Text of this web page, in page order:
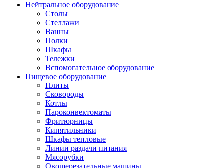
Нейтральное оборудование
Столы
Стеллажи
Ванны
Полки
Шкафы
Тележки
Вспомогательное оборудование
Пищевое оборудование
Плиты
Сковороды
Котлы
Пароконвектоматы
Фритюрницы
Кипятильники
Шкафы тепловые
Линии раздачи питания
Мясорубки
Овощерезательные машины